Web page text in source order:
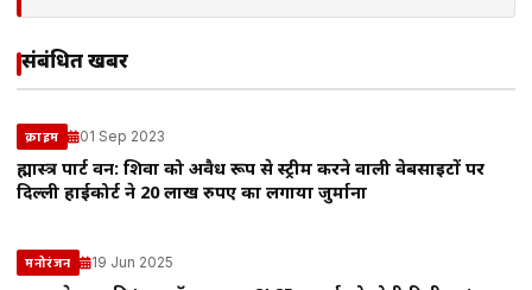
संबंधित खबरें
क्राइम 01 Sep 2023
ब्रह्मास्त्र पार्ट वन: शिवा को अवैध रूप से स्ट्रीम करने वाली वेबसाइटों पर
दिल्ली हाईकोर्ट ने 20 लाख रुपए का लगाया जुर्माना
मनोरंजन 19 Jun 2025